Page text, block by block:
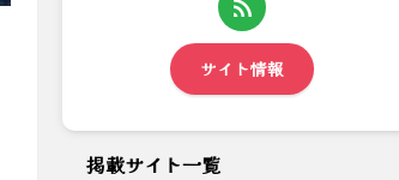
【モンハンワイルズ】黄金魚ナ
ーフについてどう思った？
サイト情報
掲載サイト一覧